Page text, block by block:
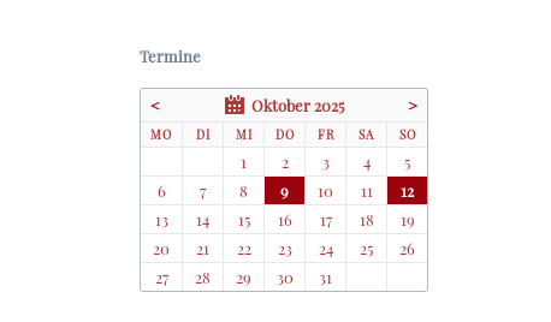
Termine
< Oktober 2025 >
MONTAGDIENSTAG
MITTWOCH
DONNERSTAG
FREITAG
SAMSTAG
SONNTAG
1 2 3 4
5
6
7 8 9 10 11
12
13
14 15 16 17 18
19
20
21 22 23 24 25
26
27
28 29 30 31